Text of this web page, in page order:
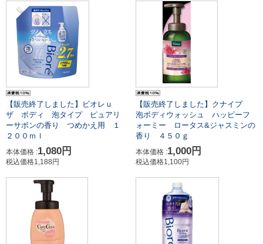
【販売終了しました】ビオレｕ
ザ ボディ 泡タイプ ピュアリ
ーサボンの香り つめかえ用 １
２００ｍｌ
本体価格 :1,080円
税込価格1,188円
【販売終了しました】クナイプ
泡ボディウォッシュ ハッピーフ
ォーミー ロータス&ジャスミンの
香り ４５０ｇ
本体価格 :1,000円
税込価格1,100円